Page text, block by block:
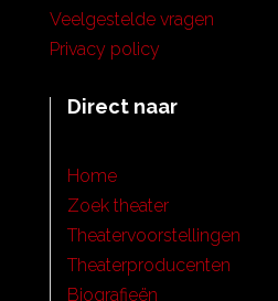
Veelgestelde vragen
Privacy policy
Direct naar
Home
Zoek theater
Theatervoorstellingen
Theaterproducenten
Biografieën